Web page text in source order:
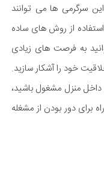
سرگرمی ها می توانند
از روش های ساده
به فرصت های زیادی
خود را آشکار سازید.
منزل مشغول باشید،
برای دور بودن از مشغله